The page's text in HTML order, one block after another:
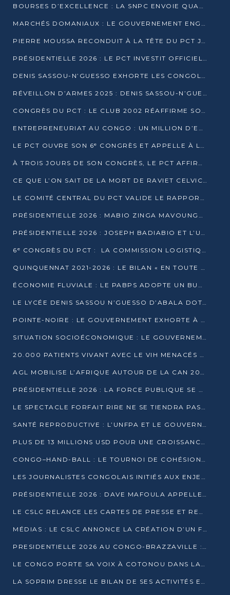
BOURSES D’EXCELLENCE : LA SNPC ENVOIE QUATRE NOUVEAUX TALENTS CONGOLAIS SE FORMER À BAKOU
MARCHÉS DOMANIAUX : LE GOUVERNEMENT ENGAGE LA STRUCTURATION DES TAXES D’ASSAINISSEMENT
PIERRE MOUSSA RECONDUIT À LA TÊTE DU PCT JUSQU’EN 2031
PRÉSIDENTIELLE 2026 : LE PCT INVESTIT OFFICIELLEMENT DENIS SASSOU NGUESSO
DENIS SASSOU-N’GUESSO EXHORTE LES CONGOLAIS À L’UNITÉ ET AU FAIR-PLAY DÉMOCRATIQUE EN 2026
RÉVEILLON D’ARMES 2025 : DENIS SASSOU-N’GUESSO GARANTIT DES ÉLECTIONS 2026 PAISIBLES ET SÉCURISÉES
CONGRÈS DU PCT : LE CLUB 2002 RÉAFFIRME SON SOUTIEN À DENIS SASSOU-N’GUESSO POUR 2026
ENTREPRENEURIAT AU CONGO : UN MILLION D’EUROS POUR FINANCER LES STARTUPS DÈS 2026
LE PCT OUVRE SON 6ᵉ CONGRÈS ET APPELLE À LA CANDIDATURE DE DENIS SASSOU NGUESSO
À TROIS JOURS DE SON CONGRÈS, LE PCT AFFIRME AVOIR ATTEINT TOUS SES OBJECTIFS
CE QUE L’ON SAIT DE LA MORT DE RAVIET CELVIC N’TSIANTSIE
LE COMITÉ CENTRAL DU PCT VALIDE LE RAPPORT DU CONGRÈS ET SOUTIENT DENIS SASSOU N’GUESSO
PRÉSIDENTIELLE 2026 : MABIO ZINGA MAVOUNGOU DÉCLARE SA CANDIDATURE ET CHARGE LE BILAN DU PCT
PRÉSIDENTIELLE 2026 : JOSEPH BADIABIO ET L’UDH-YUKI JOUENT LA PRUDENCE
6ᵉ CONGRÈS DU PCT : LA COMMISSION LOGISTIQUE ASSURE LA DISTRIBUTION DES KITS
QUINQUENNAT 2021-2026 : LE BILAN « EN TOUTE TRANSPARENCE » PRÉSENTÉ À LA PRESSE
ÉCONOMIE FLUVIALE : LE PABPS ADOPTE UN BUDGET 2026 DE PLUS DE 2,7 MILLIARDS FCFA
LE LYCÉE DENIS SASSOU N’GUESSO D’ABALA DOTÉ D’UNE SALLE MULTIMÉDIA
POINTE-NOIRE : LE GOUVERNEMENT EXHORTE À UN USAGE RESPONSABLE DU NOUVEAU MATÉRIEL MUNICIPAL
SITUATION SOCIOÉCONOMIQUE : LE GOUVERNEMENT INTERPELLÉ DEVANT LE SÉNAT
20.000 PATIENTS VIVANT AVEC LE VIH MENACÉS D’ARRÊT DE TRAITEMENT
AGL MOBILISE L’AFRIQUE AUTOUR DE LA CAN 2025
PRÉSIDENTIELLE 2026 : LA FORCE PUBLIQUE SE PRÉPARE À SÉCURISER LE SCRUTIN
LE SPECTACLE FORFAIT RIRE NE SE TIENDRA PAS LE 1ER JANVIER
SANTÉ REPRODUCTIVE : L’UNFPA ET LE GOUVERNEMENT AFFINENT LES PRIORITÉS DE 2026
PLUS DE 13 MILLIONS USD POUR UNE CROISSANCE VERTE ET SOUVERAINE
CONGO–HAND-BALL : LE TOURNOI DE COHÉSION ET DE FRATERNITÉ ALLUME SES LAMPIONS À BRAZZAVILLE
LES JOURNALISTES CONGOLAIS INITIÉS AUX ENJEUX DE L’ÉCONOMIE BLEUE
PRÉSIDENTIELLE 2026 : DAVE MAFOULA APPELLE LES CONGOLAIS À UN « NOUVEAU DÉPART »
LE CSLC RELANCE LES CARTES DE PRESSE ET RECONNAÎT OFFICIELLEMENT LES MÉDIAS EN LIGNE
MÉDIAS : LE CSLC ANNONCE LA CRÉATION D’UN FONDS D’APPUI À LA PRESSE
PRESIDENTIELLE 2026 AU CONGO-BRAZZAVILLE : UN CASTING ÉLARGI
LE CONGO PORTE SA VOIX À COTONOU DANS LA LUTTE CONTRE LA TUBERCULOSE
LA SOPRIM DRESSE LE BILAN DE SES ACTIVITÉS ET FIXE DE NOUVELLES PRIORITÉS